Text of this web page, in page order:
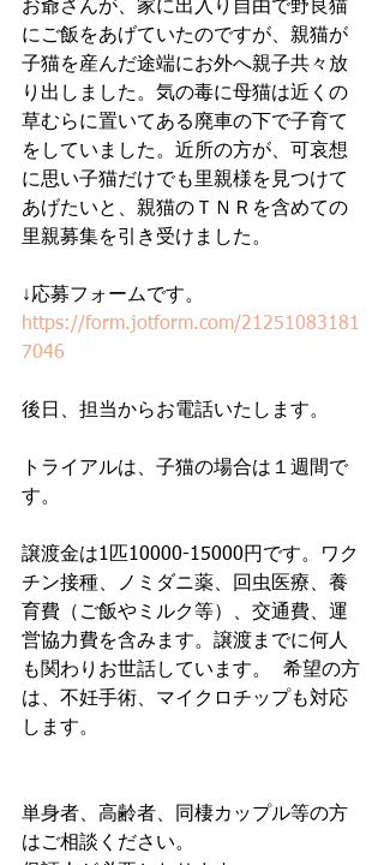
お爺さんが、家に出入り自由で野良猫
にご飯をあげていたのですが、親猫が
子猫を産んだ途端にお外へ親子共々放
り出しました。気の毒に母猫は近くの
草むらに置いてある廃車の下で子育て
をしていました。近所の方が、可哀想
に思い子猫だけでも里親様を見つけて
あげたいと、親猫のＴＮＲを含めての
里親募集を引き受けました。
↓応募フォームです。
https://form.jotform.com/21251083181
7046
後日、担当からお電話いたします。
トライアルは、子猫の場合は１週間で
す。
譲渡金は1匹10000-15000円です。ワク
チン接種、ノミダニ薬、回虫医療、養
育費（ご飯やミルク等）、交通費、運
営協力費を含みます。譲渡までに何人
も関わりお世話しています。  希望の方
は、不妊手術、マイクロチップも対応
します。
単身者、高齢者、同棲カップル等の方
はご相談ください。